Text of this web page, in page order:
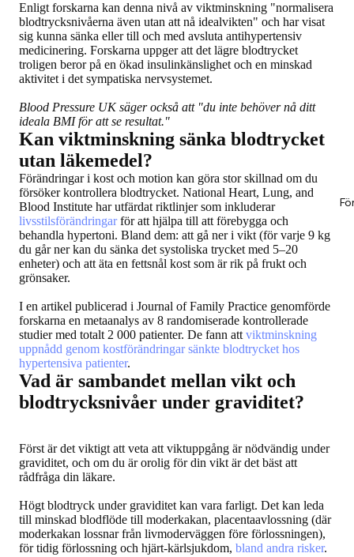
Enligt forskarna kan denna nivå av viktminskning "normalisera
blodtrycksnivåerna även utan att nå idealvikten" och har visat
sig kunna sänka eller till och med avsluta antihypertensiv
medicinering. Forskarna uppger att det lägre blodtrycket
troligen beror på en ökad insulinkänslighet och en minskad
aktivitet i det sympatiska nervsystemet.
Blood Pressure UK säger också att "du inte behöver nå ditt
ideala BMI för att se resultat."
Kan viktminskning sänka blodtrycket
utan läkemedel?
Förändringar i kost och motion kan göra stor skillnad om du
försöker kontrollera blodtrycket. National Heart, Lung, and
Blood Institute har utfärdat riktlinjer som inkluderar
livsstilsförändringarför att hjälpa till att förebygga och
behandla hypertoni. Bland dem: att gå ner i vikt (för varje 9 kg
du går ner kan du sänka det systoliska trycket med 5–20
enheter) och att äta en fettsnål kost som är rik på frukt och
grönsaker.
I en artikel publicerad i Journal of Family Practice genomförde
forskarna en metaanalys av 8 randomiserade kontrollerade
studier med totalt 2 000 patienter. De fann att viktminskning
uppnådd genom kostförändringar sänkte blodtrycket hos
hypertensiva patienter.
Vad är sambandet mellan vikt och
blodtrycksnivåer under graviditet?
Först är det viktigt att veta att viktuppgång är nödvändig under
graviditet, och om du är orolig för din vikt är det bäst att
rådfråga din läkare.
Högt blodtryck under graviditet kan vara farligt. Det kan leda
till minskad blodflöde till moderkakan, placentaavlossning (där
moderkakan lossnar från livmoderväggen före förlossningen),
för tidig förlossning och hjärt-kärlsjukdom, bland andra risker.